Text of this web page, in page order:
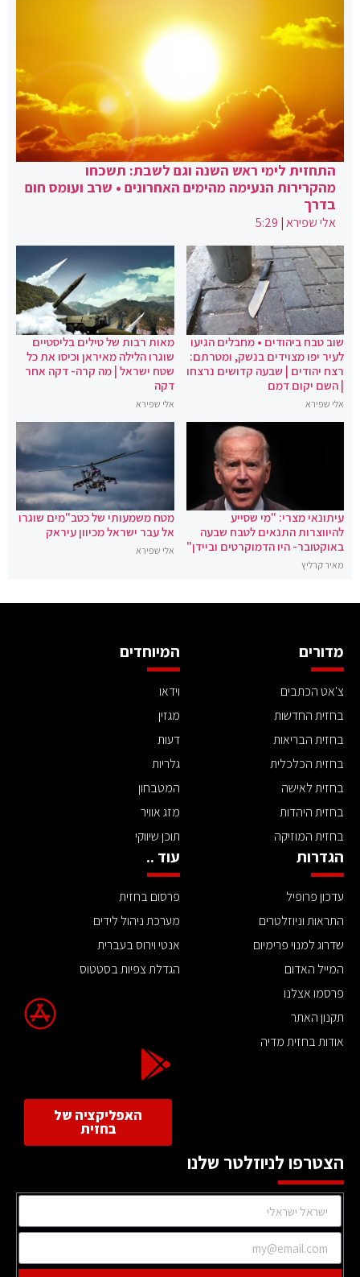
התחזית לימי ראש השנה וגם לשבת: תשכחו
מהקרירות הנעימה מהימים האחרונים • שרב ועומס חום
בדרך
אלי שפירא|
5:29
שוב טבח ביהודים • מחבלים הגיעו
לעיר יפו מצוידים בנשק, ומטרתם:
רצח יהודים | שבעה קדושים נרצחו
| השם יקום דמם
אלי שפירא
מאות רבות של טילים בליסטיים
שוגרו הלילה מאיראן וכיסו את כל
שטח ישראל | מה קרה- דקה אחר
דקה
אלי שפירא
עיתונאי מצרי: "מי שסייע
להיווצרות התנאים לטבח שבעה
באוקטובר- היו הדמוקרטים וביידן"
מאיר קרליץ
מטח משמעותי של כטב"מים שוגרו
אל עבר ישראל מכיוון עיראק
אלי שפירא
מדורים
צ'אט הכתבים
בחזית החדשות
בחזית הבריאות
בחזית הכלכלית
בחזית לאישה
בחזית היהדות
בחזית המוזיקה
המיוחדים
וידאו
מגזין
דעות
גלריות
המטבחון
מזג אוויר
תוכן שיווקי
הגדרות
עדכון פרופיל
התראות וניוזלטרים
שדרוג למנוי פרימיום
המייל האדום
פרסמו אצלנו
תקנון האתר
אודות בחזית מדיה
עוד ..
פרסום בחזית
מערכת ניהול לידים
אנטי וירוס בעברית
הגדלת צפיות בסטטוס
האפליקציה של
בחזית
הצטרפו לניוזלטר שלנו